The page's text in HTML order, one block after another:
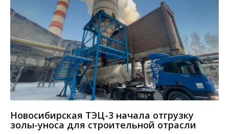
Новосибирская ТЭЦ-3 начала отгрузку
золы-уноса для строительной отрасли